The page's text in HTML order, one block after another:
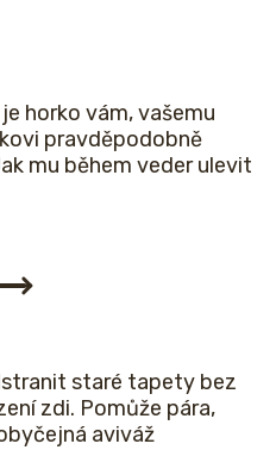
horko vám, vašemu
pravděpodobně
mu během veder ulevit
staré tapety bez
zdi. Pomůže pára,
aviváž